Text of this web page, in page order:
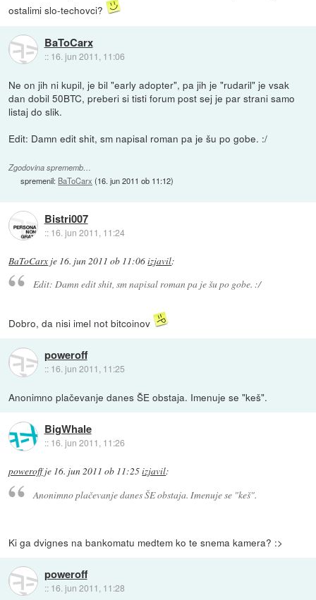
ostalimi slo-techovci?
BaToCarx
:: 16. jun 2011, 11:06
Ne on jih ni kupil, je bil "early adopter", pa jih je "rudaril" je vsak
dan dobil 50BTC, preberi si tisti forum post sej je par strani samo
listaj do slik.
Edit: Damn edit shit, sm napisal roman pa je šu po gobe. :/
Zgodovina sprememb…
spremenil: BaToCarx (16. jun 2011 ob 11:12)
Bistri007
:: 16. jun 2011, 11:24
BaToCarx je 16. jun 2011 ob 11:06izjavil:
Edit: Damn edit shit, sm napisal roman pa je šu po gobe. :/
Dobro, da nisi imel not bitcoinov
poweroff
:: 16. jun 2011, 11:25
Anonimno plačevanje danes ŠE obstaja. Imenuje se "keš".
BigWhale
:: 16. jun 2011, 11:26
poweroffje 16. jun 2011 ob 11:25izjavil:
Anonimno plačevanje danes ŠE obstaja. Imenuje se "keš".
Ki ga dvignes na bankomatu medtem ko te snema kamera? :>
poweroff
:: 16. jun 2011, 11:28